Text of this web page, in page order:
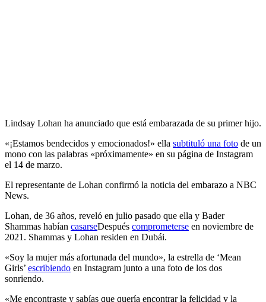
Lindsay Lohan ha anunciado que está embarazada de su primer hijo.
«¡Estamos bendecidos y emocionados!» ella subtituló una foto de un
mono con las palabras «próximamente» en su página de Instagram
el 14 de marzo.
El representante de Lohan confirmó la noticia del embarazo a NBC
News.
Lohan, de 36 años, reveló en julio pasado que ella y Bader
Shammas habían casarseDespués comprometerse en noviembre de
2021. Shammas y Lohan residen en Dubái.
«Soy la mujer más afortunada del mundo», la estrella de ‘Mean
Girls’ escribiendo en Instagram junto a una foto de los dos
sonriendo.
«Me encontraste y sabías que quería encontrar la felicidad y la